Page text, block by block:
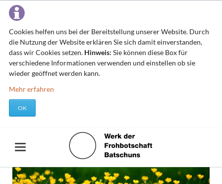
Cookies helfen uns bei der Bereitstellung unserer Website. Durch
die Nutzung der Website erklären Sie sich damit einverstanden,
dass wir Cookies setzen. Hinweis: Sie können diese Box für
verschiedene Informationen verwenden und einstellen ob sie
wieder geöffnet werden kann.
Mehr erfahren
OK